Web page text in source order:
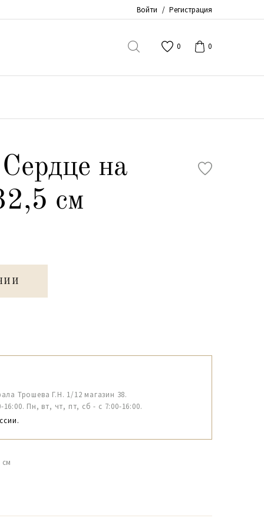
Войти / Регистрация
0 0
на
см
Трошева Г.Н. 1/12 магазин 38.
16:00. Пн, вт, чт, пт, сб - с 7:00-16:00.